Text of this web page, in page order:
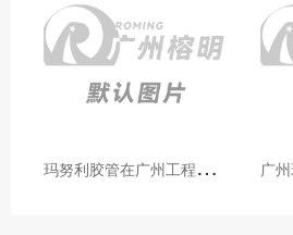
玛
努利胶管在广州工程机械领域的应用案例与效果分析